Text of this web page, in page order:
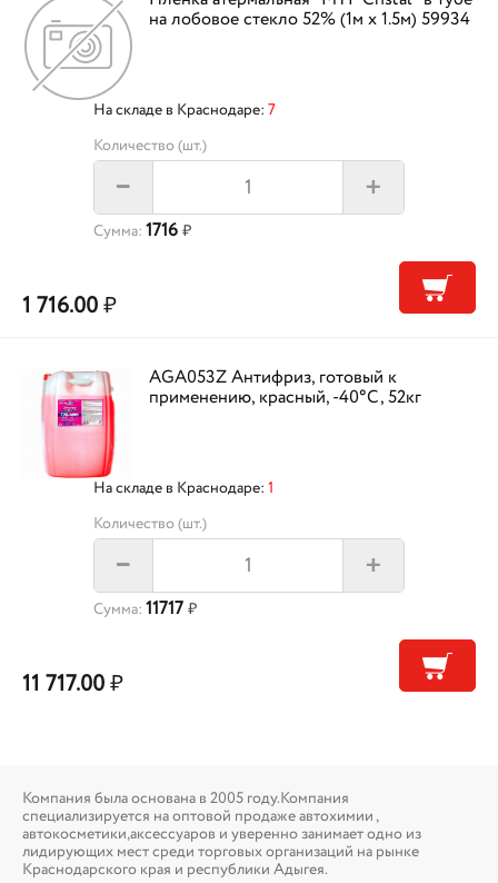
на лобовое стекло 52% (1м х 1.5м) 59934
На складе в Краснодаре: 7
Количество (шт.)
– +
Сумма: 1716 ₽
1 716.00₽
AGA053Z Антифриз, готовый к
применению, красный, -40°С, 52кг
На складе в Краснодаре: 1
Количество (шт.)
– +
Сумма: 11717 ₽
11 717.00₽
Компания была основана в 2005 году.Компания
специализируется на оптовой продаже автохимии ,
автокосметики,аксессуаров и уверенно занимает одно из
лидирующих мест среди торговых организаций на рынке
Краснодарского края и республики Адыгея.